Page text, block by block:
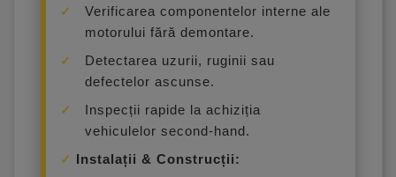
Verificarea componentelor interne ale
motorului fără demontare.
Detectarea uzurii, ruginii sau
defectelor ascunse.
Inspecții rapide la achiziția
vehiculelor second-hand.
Instalații & Construcții: